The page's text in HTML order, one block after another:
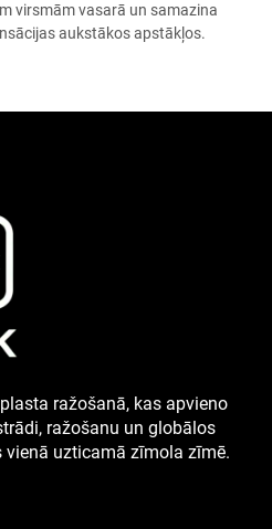
virsmām vasarā un samazina
aukstākos apstākļos.
ražošanā, kas apvieno
ražošanu un globālos
uzticamā zīmola zīmē.